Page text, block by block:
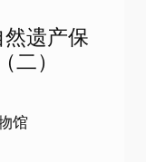
遗产保
）
馆